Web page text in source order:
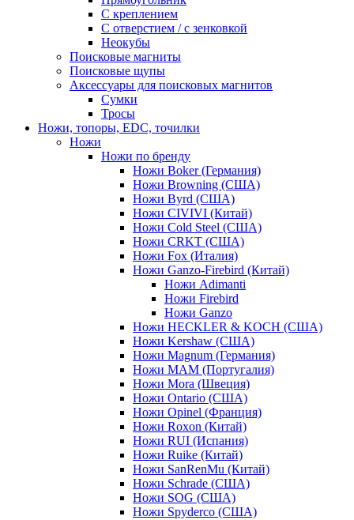
С креплением
С отверстием / с зенковкой
Неокубы
Поисковые магниты
Поисковые щупы
Аксессуары для поисковых магнитов
Сумки
Тросы
Ножи, топоры, EDC, точилки
Ножи
Ножи по бренду
Ножи Boker (Германия)
Ножи Browning (США)
Ножи Byrd (США)
Ножи CIVIVI (Китай)
Ножи Cold Steel (США)
Ножи CRKT (США)
Ножи Fox (Италия)
Ножи Ganzo-Firebird (Китай)
Ножи Adimanti
Ножи Firebird
Ножи Ganzo
Ножи HECKLER & KOCH (США)
Ножи Kershaw (США)
Ножи Magnum (Германия)
Ножи MAM (Португалия)
Ножи Mora (Швеция)
Ножи Ontario (США)
Ножи Opinel (Франция)
Ножи Roxon (Китай)
Ножи RUI (Испания)
Ножи Ruike (Китай)
Ножи SanRenMu (Китай)
Ножи Schrade (США)
Ножи SOG (США)
Ножи Spyderco (США)